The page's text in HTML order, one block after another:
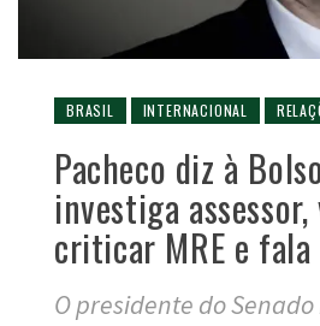
BRASIL INTERNACIONAL
Pacheco diz à
investiga
criticar MRE e fala
O presidente do